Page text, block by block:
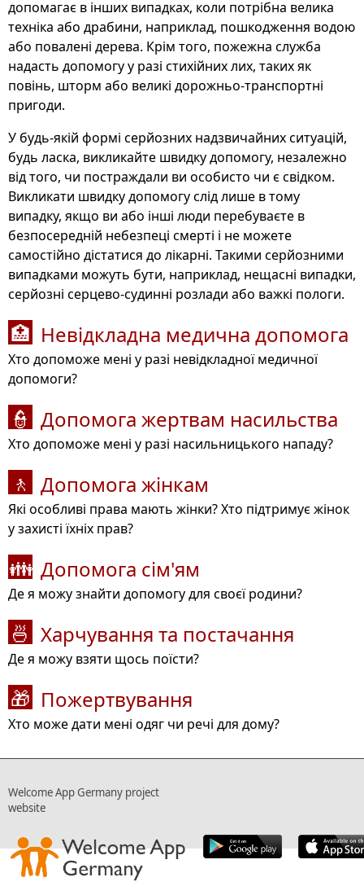
допомагає в інших випадках, коли потрібна велика
техніка або драбини, наприклад, пошкодження водою
або повалені дерева. Крім того, пожежна служба
надасть допомогу у разі стихійних лих, таких як
повінь, шторм або великі дорожньо-транспортні
пригоди.
У будь-якій формі серйозних надзвичайних ситуацій,
будь ласка, викликайте швидку допомогу, незалежно
від того, чи постраждали ви особисто чи є свідком.
Викликати швидку допомогу слід лише в тому
випадку, якщо ви або інші люди перебуваєте в
безпосередній небезпеці смерті і не можете
самостійно дістатися до лікарні. Такими серйозними
випадками можуть бути, наприклад, нещасні випадки,
серйозні серцево-судинні розлади або важкі пологи.
🏥 Невідкладна медична допомога
Хто допоможе мені у разі невідкладної медичної
допомоги?
👮 Допомога жертвам насильства
Хто допоможе мені у разі насильницького нападу?
🚶 Допомога жінкам
Які особливі права мають жінки? Хто підтримує жінок
у захисті їхніх прав?
👪 Допомога сім'ям
Де я можу знайти допомогу для своєї родини?
🍜 Харчування та постачання
Де я можу взяти щось поїсти?
🎁 Пожертвування
Хто може дати мені одяг чи речі для дому?
Welcome App Germany project
website